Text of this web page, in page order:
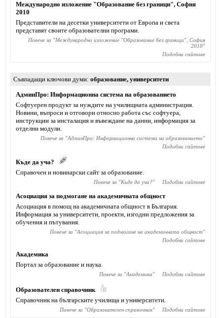
Международно изложение "Образование без граници", София
2010
Представители на десетки университети от Европа и света
представят своите образователни програми.
Повече за "Международно изложение "Образование без граници", София
2010"
Подобни сайтове
Съвпадащи ключови думи образование, университети
АдминПро: Информационна система на образованието
Софтуерен продукт за нуждите на училищната администрация.
Новини, въпроси и отговори относно работа със софтуера,
инструкции за инсталация и въвеждане на данни, информация за
отделни модули.
Повече за "АдминПро: Информационна система на образованието"
Подобни сайтове
Къде да уча?
Справочен и новинарски сайт за образование.
Повече за "Къде да уча?" Подобни сайтове
Асоциация за подмогане на академичната общност
Асоциация в помощ на академичната общност в България.
Информация за университети, проекти, изгодни предложения за
обучения и пътувания.
Повече за "Асоциация за подмогане на академичната общност"
Подобни сайтове
Академика
Портал за образование и наука.
Повече за "Академика" Подобни сайтове
Образователен справочник
Справочник на българските училища и университети.
Повече за "Образователен справочник" Подобни сайтове